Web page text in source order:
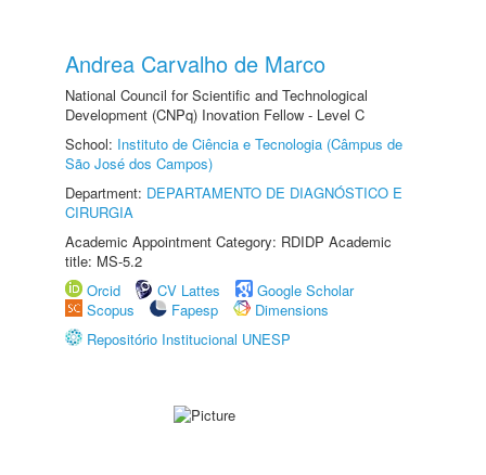
Andrea Carvalho de Marco
National Council for Scientific and Technological
Development (CNPq) Inovation Fellow - Level C
School: Instituto de Ciência e Tecnologia (Câmpus de
São José dos Campos)
Department: DEPARTAMENTO DE DIAGNÓSTICO E
CIRURGIA
Academic Appointment Category: RDIDP Academic
title: MS-5.2
Orcid
CV Lattes
Google Scholar
Scopus
Fapesp
Dimensions
Repositório Institucional UNESP